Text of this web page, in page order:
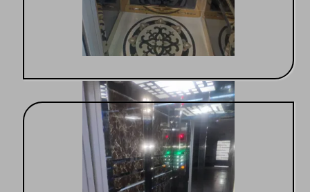
آسانسور با تجهیزات به روز